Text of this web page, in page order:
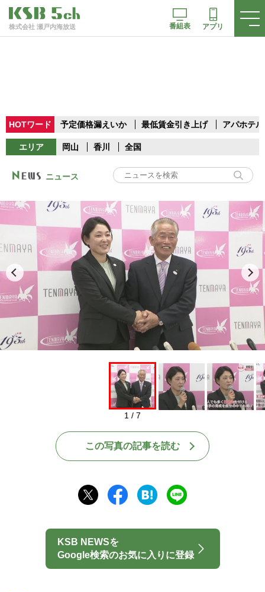
株式会社 瀬戸内海放送 番組表 アプリ
HOTワード 予定価格漏えいか 最低賃金引き上げ アパホテル
エリア 岡山 香川 全国
ニュース
1 / 7
この写真の記事を読む
KSB NEWSを
Google検索のお気に入りに登録